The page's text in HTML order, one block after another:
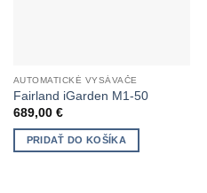
AUTOMATICKÉ VYSÁVAČE
Fairland iGarden M1-50
689,00 €
PRIDAŤ DO KOŠÍKA